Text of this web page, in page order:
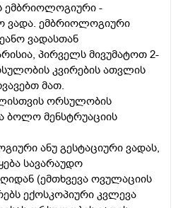
ემბრიოლოგიური -
ვადა. ემბრიოლოგიური
ვადასთან
პირველს მივუმატოთ 2-
კვირების ათვლის
მათ.
ორსულობის
ბოლო მენსტრუაციის
ანუ გესტაციური ვადას,
სავარაუდო
(ემთხვევა ოვულაციის
ექოსკოპიური კვლევა